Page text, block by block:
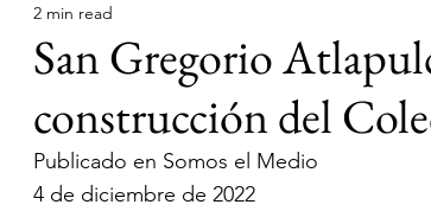
y pueblos indígenas
Tren Maya Plan Integral Morelos
San Gregorio
construcción del
2 min read
Publicado en Somos el Medio
4 de diciembre de 2022